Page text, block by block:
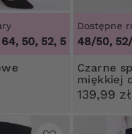
,50, 52, 54, 56, 58, 60,
Dostępne
48/50,
Czarne spodnie z
miękkiej
139,99 zł